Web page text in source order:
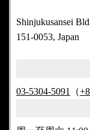
Shinjukusansei
151-0053, Japan
03-5304-5091 （